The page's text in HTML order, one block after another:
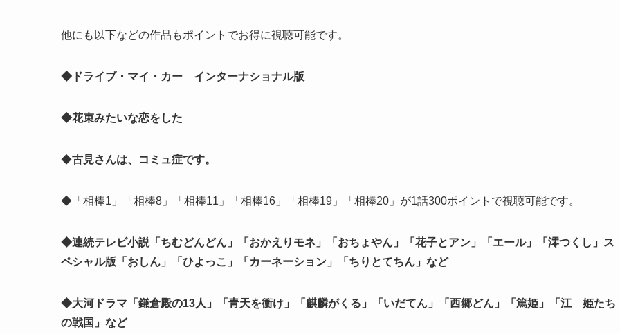
他にも以下などの作品もポイントでお得に視聴可能です。
◆ドライブ・マイ・カー インターナショナル版
◆花束みたいな恋をした
◆古見さんは、コミュ症です。
◆「相棒1」「相棒8」「相棒11」「相棒16」「相棒19」「相棒20」が1話300ポイントで視聴可能です。
◆連続テレビ小説「ちむどんどん」「おかえりモネ」「おちょやん」「花子とアン」「エール」「澪つくし」ス
ペシャル版「おしん」「ひよっこ」「カーネーション」「ちりとてちん」など
◆大河ドラマ「鎌倉殿の13人」「青天を衝け」「麒麟がくる」「いだてん」「西郷どん」「篤姫」「江 姫たち
の戦国」など